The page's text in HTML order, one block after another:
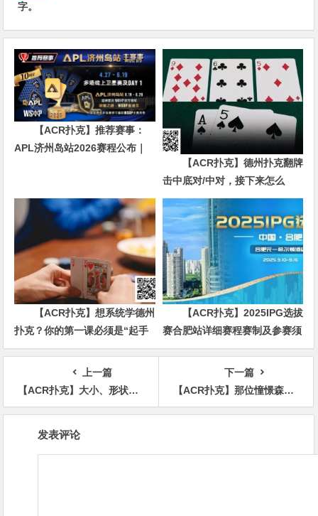
字。
【ACR扑克】推荐赛事：
APL济州岛站2026赛程公布｜
【ACR扑克】德州扑克翻牌
击中底对/中对，接下来怎么
办？90%玩家都犯错的关键点！
【ACR扑克】想系统学德州
扑克？你的第一课必须是“起手
牌范围”
【ACR扑克】2025IPG选拔
赛合肥站详细赛程赛制及参赛须
知发布（更新版）
上一篇
【ACR扑克】大小、形状、颜色都是最强的H罩杯！那位憧憬森林原人而出道的漂亮妹子现在的状况是？
下一篇
【ACR扑克】那位憧憬森林的唯月优花现在的状况是？
发表评论